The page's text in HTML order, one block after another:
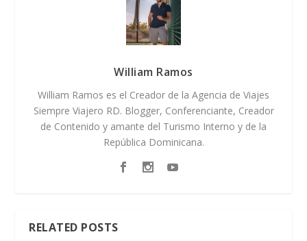
William Ramos
William Ramos es el Creador de la Agencia de Viajes
Siempre Viajero RD. Blogger, Conferenciante, Creador
de Contenido y amante del Turismo Interno y de la
República Dominicana.
RELATED POSTS